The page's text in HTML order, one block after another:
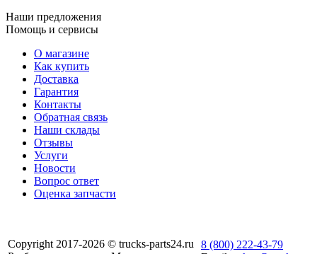
Наши предложения
Помощь и сервисы
О магазине
Как купить
Доставка
Гарантия
Контакты
Обратная связь
Наши склады
Отзывы
Услуги
Новости
Вопрос ответ
Оценка запчасти
Copyright 2017-2026 © trucks-parts24.ru
8 (800) 222-43-79